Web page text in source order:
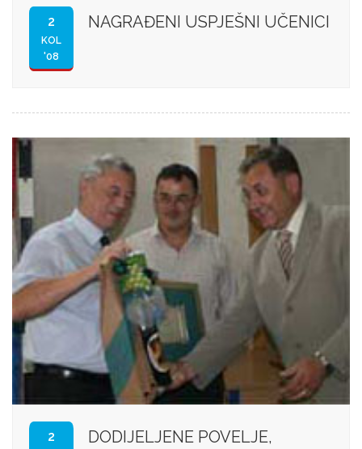
2
KOL
'08
NAGRAĐENI USPJEŠNI UČENICI
2
DODIJELJENE POVELJE,